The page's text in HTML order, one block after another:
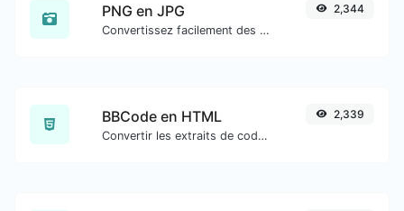
PNG en JPG
Convertissez facilement des fichiers image PNG en JPG.
2,344
BBCode en HTML
Convertir les extraits de code bbcode de type forum en code HTML brut.
2,339